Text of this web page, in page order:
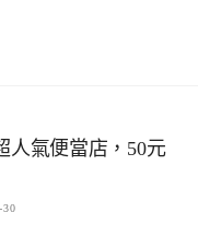
人氣便當店，50元
30